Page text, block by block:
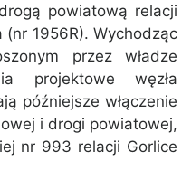
powiatową relacji
1956R). Wychodząc
przez władze
projektowe węzła
późniejsze włączenie
i drogi powiatowej,
nr 993 relacji Gorlice